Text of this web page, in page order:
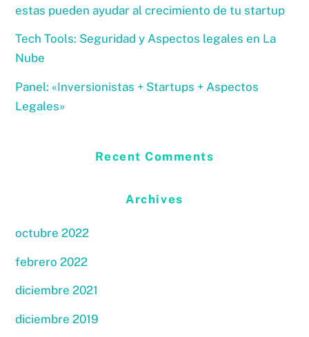
estas pueden ayudar al crecimiento de tu startup
Tech Tools: Seguridad y Aspectos legales en La
Nube
Panel: «Inversionistas + Startups + Aspectos
Legales»
Recent Comments
Archives
octubre 2022
febrero 2022
diciembre 2021
diciembre 2019